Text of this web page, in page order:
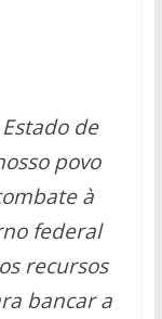
de
povo
à
federal
recursos
bancar a